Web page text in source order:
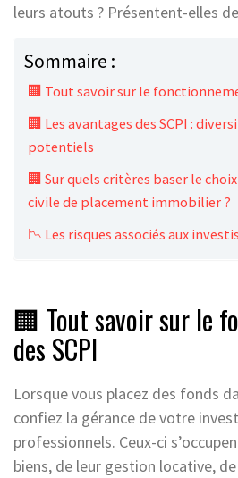
leurs atouts ? Présentent-elles
Sommaire :
🏢 Tout savoir sur le
🏢 Les avantages des SCPI :
potentiels
🏢 Sur quels critères baser le
civile de placement immobilier ?
📉 Les risques associés aux
🏢 Tout savoir sur le
des SCPI
Lorsque vous placez des fonds
confiez la gérance de votre
professionnels. Ceux-ci
biens, de leur gestion locative,